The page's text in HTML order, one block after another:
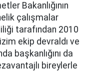
Bakanlığının
çalışmalar
tarafından 2010
ekip devraldı ve
başkanlığını da
bireylerle